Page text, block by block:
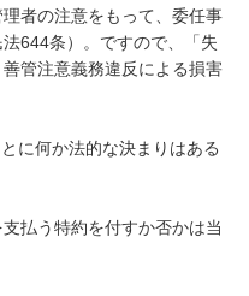
者の注意をもって、委任事
644条）。ですので、「失
管注意義務違反による損害
に何か法的な決まりはある
払う特約を付すか否かは当